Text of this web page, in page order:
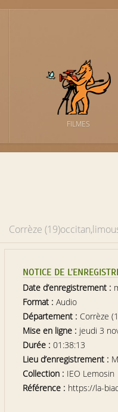
FILMES
Corrèze (19)
NOTICE DE
Date d’enregistrement :
Format : Audio
Département : Corrèze
Mise en ligne : jeudi 3
Durée : 01:38:13
Lieu d’enregistrement :
Collection : IEO Lemosin
Référence : https://la-